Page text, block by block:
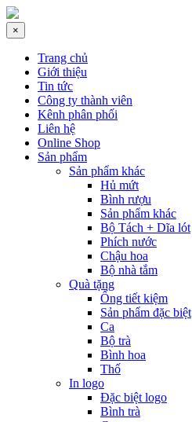
×
Trang chủ
Giới thiệu
Tin tức
Công ty thành viên
Kênh phân phối
Liên hệ
Online Shop
Sản phẩm
Sản phẩm khác
Hủ mứt
Bình rượu
Sản phẩm khác
Bộ Tách + Dĩa lót
Phích nước
Chậu hoa
Bộ nhà tắm
Quà tặng
Ống tiết kiệm
Sản phẩm đặc biệt
Ca
Bộ trà
Bình hoa
Thố
In logo
Đặc biệt logo
Bình trà